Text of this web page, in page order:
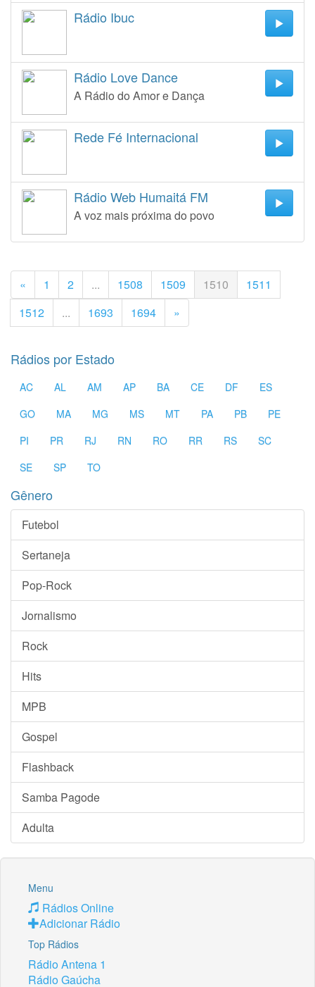
Rádio Ibuc
Rádio Love Dance
A Rádio do Amor e Dança
Rede Fé Internacional
Rádio Web Humaitá FM
A voz mais próxima do povo
« 1 2 ... 1508 1509 1510
1511
1512
... 1693 1694 »
Rádios por Estado
AC AL AM AP BA CE DF
ES
GO
MA MG MS MT PA PB
PE
PI
PR RJ RN RO RR RS
SC
SE
SP TO
Gênero
Futebol
Sertaneja
Pop-Rock
Jornalismo
Rock
Hits
MPB
Gospel
Flashback
Samba Pagode
Adulta
Menu
Rádios Online
Adicionar Rádio
Top Rádios
Rádio Antena 1
Rádio Gaúcha